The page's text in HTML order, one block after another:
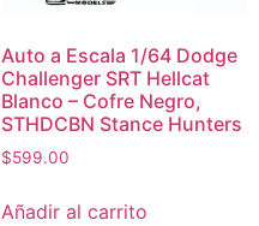
Auto a Escala 1/64 Dodge
Challenger SRT Hellcat
Blanco – Cofre Negro,
STHDCBN Stance Hunters
$599.00
Añadir al carrito